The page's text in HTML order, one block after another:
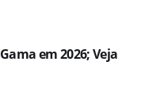
em 2026; Veja